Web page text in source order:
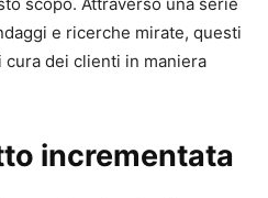
e ricerche mirate, questi
dei clienti in maniera
incrementata